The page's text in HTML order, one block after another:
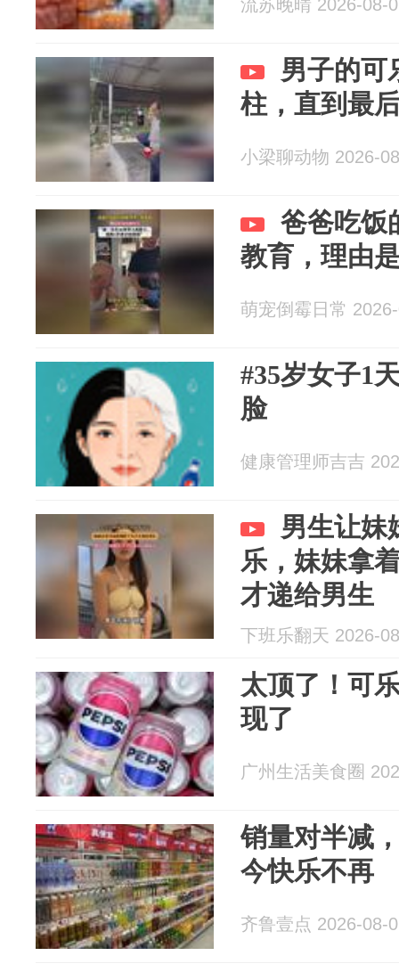
流苏晚晴 2026-08-
男子的可
柱，直到最
小梁聊动物 2026-
爸爸吃饭
教育，理由
萌宠倒霉日常
#35岁女子1
脸
健康管理师吉吉
男生让妹
乐，妹妹拿
才递给男生
下班乐翻天 2026-
太顶了！可
现了
广州生活美食圈
销量对半减
今快乐不再
齐鲁壹点 2026-08-